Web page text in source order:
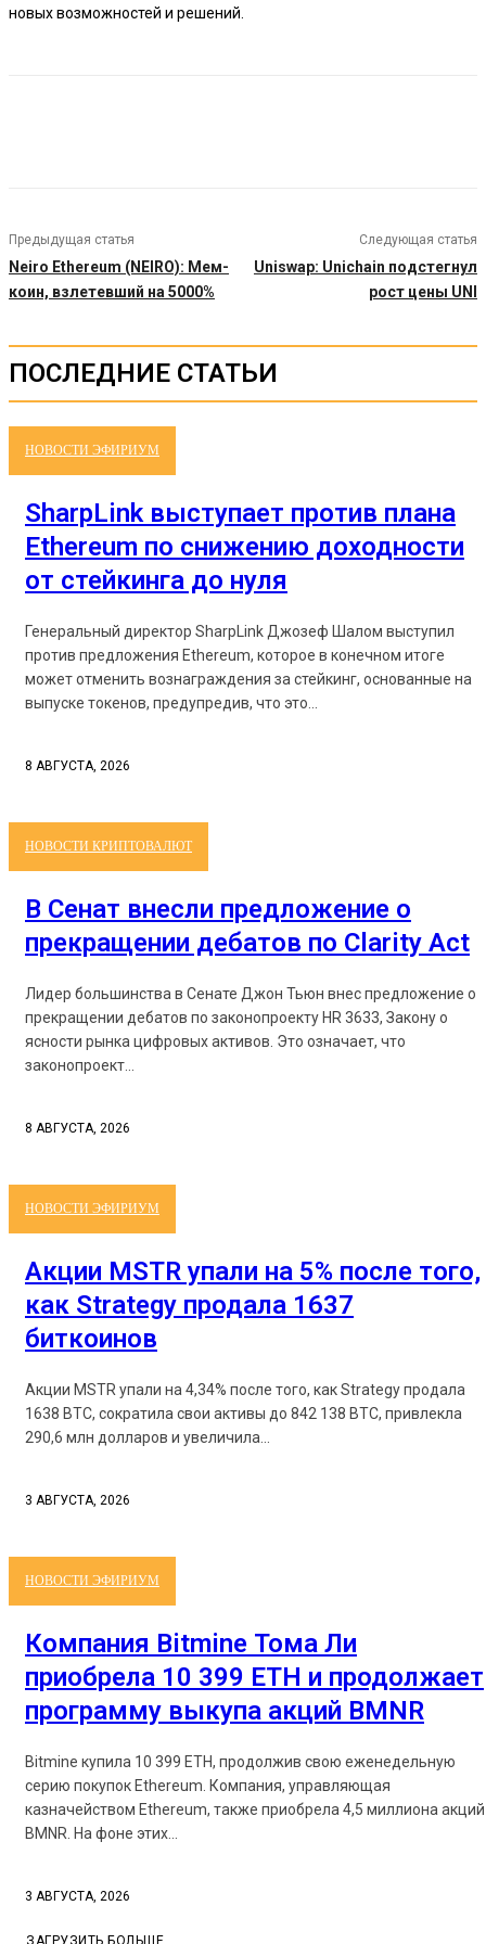
новых возможностей и решений.
Предыдущая статья
Neiro Ethereum (NEIRO): Мем-
коин, взлетевший на 5000%
Следующая статья
Uniswap: Unichain подстегнул
рост цены UNI
ПОСЛЕДНИЕ СТАТЬИ
НОВОСТИ ЭФИРИУМ
SharpLink выступает против плана
Ethereum по снижению доходности
от стейкинга до нуля
Генеральный директор SharpLink Джозеф Шалом выступил
против предложения Ethereum, которое в конечном итоге
может отменить вознаграждения за стейкинг, основанные на
выпуске токенов, предупредив, что это...
8 АВГУСТА, 2026
НОВОСТИ КРИПТОВАЛЮТ
В Сенат внесли предложение о
прекращении дебатов по Clarity Act
Лидер большинства в Сенате Джон Тьюн внес предложение о
прекращении дебатов по законопроекту HR 3633, Закону о
ясности рынка цифровых активов. Это означает, что
законопроект...
8 АВГУСТА, 2026
НОВОСТИ ЭФИРИУМ
Акции MSTR упали на 5% после того,
как Strategy продала 1637
биткоинов
Акции MSTR упали на 4,34% после того, как Strategy продала
1638 BTC, сократила свои активы до 842 138 BTC, привлекла
290,6 млн долларов и увеличила...
3 АВГУСТА, 2026
НОВОСТИ ЭФИРИУМ
Компания Bitmine Тома Ли
приобрела 10 399 ETH и продолжает
программу выкупа акций BMNR
Bitmine купила 10 399 ETH, продолжив свою еженедельную
серию покупок Ethereum. Компания, управляющая
казначейством Ethereum, также приобрела 4,5 миллиона акций
BMNR. На фоне этих...
3 АВГУСТА, 2026
ЗАГРУЗИТЬ БОЛЬШЕ